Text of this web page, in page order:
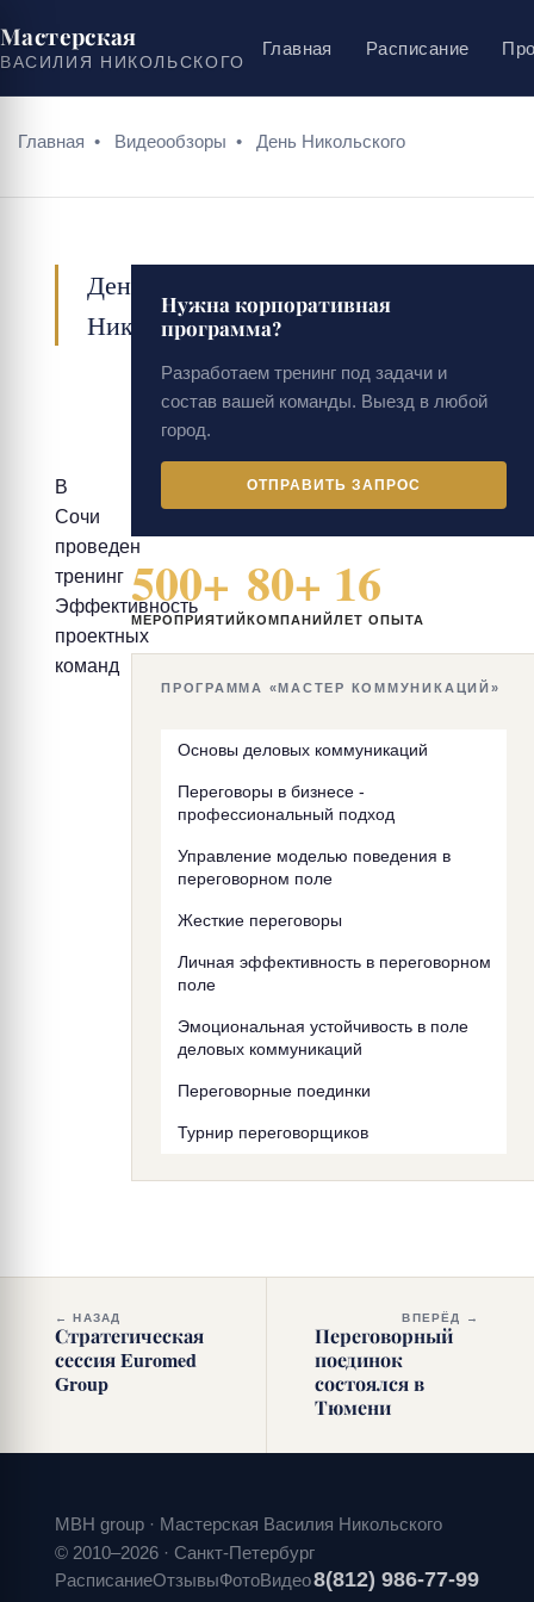
Мастерская
ВАСИЛИЯ НИКОЛЬСКОГО
Главная Расписание
Главная • Видеообзоры • День Никольского
День
Никольского
В
Сочи
проведен
тренинг
Эффективность
проектных
команд
Нужна корпоративная
программа?
Разработаем тренинг под задачи и
состав вашей команды. Выезд в любой
город.
ОТПРАВИТЬ ЗАПРОС
500+
МЕРОПРИЯТИЙ
80+
КОМПАНИЙ
16
ЛЕТ ОПЫТА
ПРОГРАММА «МАСТЕР КОММУНИКАЦИЙ»
Основы деловых коммуникаций
Переговоры в бизнесе -
профессиональный подход
Управление моделью поведения в
переговорном поле
Жесткие переговоры
Личная эффективность в переговорном
поле
Эмоциональная устойчивость в поле
деловых коммуникаций
Переговорные поединки
Турнир переговорщиков
← НАЗАД
Стратегическая
сессия Euromed
Group
ВПЕРЁД →
Переговорный
поединок
состоялся в
Тюмени
MBH group · Мастерская Василия Никольского
© 2010–2026 · Санкт-Петербург
РасписаниеОтзывыФотоВидео8(812) 986-77-99